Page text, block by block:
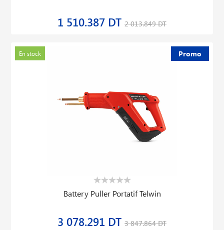
1 510.387 DT 2 013.849 DT
Promo
En stock
Battery Puller Portatif Telwin
3 078.291 DT 3 847.864 DT